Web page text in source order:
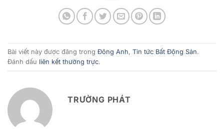
Bài viết này được đăng trong Đông Anh, Tin tức Bất Động Sản.
Đánh dấu liên kết thường trực.
TRƯỜNG PHÁT